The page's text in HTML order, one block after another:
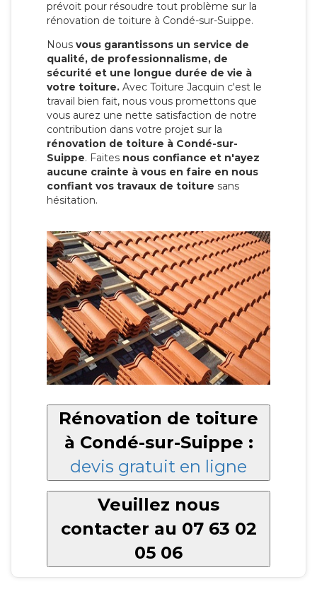
prévoit pour résoudre tout problème sur la
rénovation de toiture à Condé-sur-Suippe.
Nous vous garantissons un service de
qualité, de professionnalisme, de
sécurité et une longue durée de vie à
votre toiture. Avec Toiture Jacquin c'est le
travail bien fait, nous vous promettons que
vous aurez une nette satisfaction de notre
contribution dans votre projet sur la
rénovation de toiture à Condé-sur-
Suippe. Faites nous confiance et n'ayez
aucune crainte à vous en faire en nous
confiant vos travaux de toiture sans
hésitation.
Rénovation de toiture
à Condé-sur-Suippe :
devis gratuit en ligne
Veuillez nous
contacter au 07 63 02
05 06